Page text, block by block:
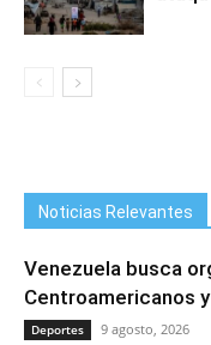
Noticias Relevantes
Venezuela busca
Centroamericanos
Deportes 9 agosto, 2026